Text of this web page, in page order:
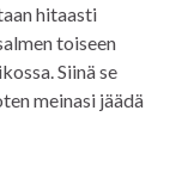
hitaasti
toiseen
Siinä se
meinasi jäädä